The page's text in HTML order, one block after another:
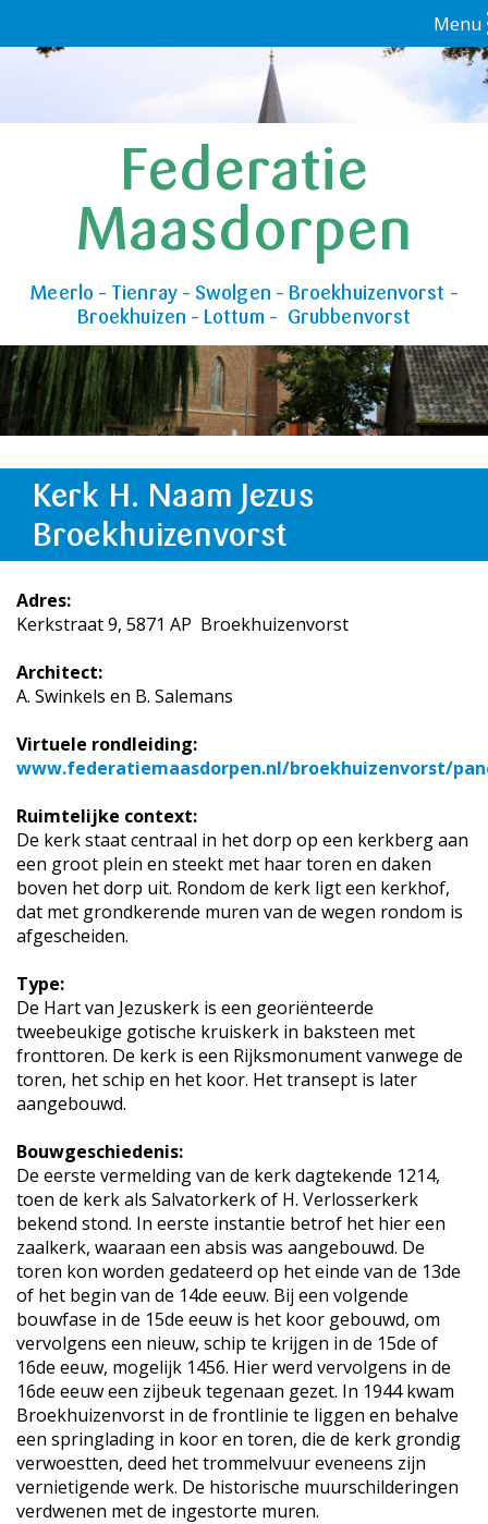
Menu
Federatie
Maasdorpen
Meerlo – Tienray – Swolgen – Broekhuizenvorst –
Broekhuizen – Lottum – Grubbenvorst
Kerk H. Naam Jezus
Broekhuizenvorst
Adres:
Kerkstraat 9, 5871 AP Broekhuizenvorst
Architect:
A. Swinkels en B. Salemans
Virtuele rondleiding:
www.federatiemaasdorpen.nl/broekhuizenvorst/
Ruimtelijke context:
De kerk staat centraal in het dorp op een kerkberg aan
een groot plein en steekt met haar toren en daken
boven het dorp uit. Rondom de kerk ligt een kerkhof,
dat met grondkerende muren van de wegen rondom is
afgescheiden.
Type:
De Hart van Jezuskerk is een georiënteerde
tweebeukige gotische kruiskerk in baksteen met
fronttoren. De kerk is een Rijksmonument vanwege de
toren, het schip en het koor. Het transept is later
aangebouwd.
Bouwgeschiedenis:
De eerste vermelding van de kerk dagtekende 1214,
toen de kerk als Salvatorkerk of H. Verlosserkerk
bekend stond. In eerste instantie betrof het hier een
zaalkerk, waaraan een absis was aangebouwd. De
toren kon worden gedateerd op het einde van de 13de
of het begin van de 14de eeuw. Bij een volgende
bouwfase in de 15de eeuw is het koor gebouwd, om
vervolgens een nieuw, schip te krijgen in de 15de of
16de eeuw, mogelijk 1456. Hier werd vervolgens in de
16de eeuw een zijbeuk tegenaan gezet. In 1944 kwam
Broekhuizenvorst in de frontlinie te liggen en behalve
een springlading in koor en toren, die de kerk grondig
verwoestten, deed het trommelvuur eveneens zijn
vernietigende werk. De historische muurschilderingen
verdwenen met de ingestorte muren.